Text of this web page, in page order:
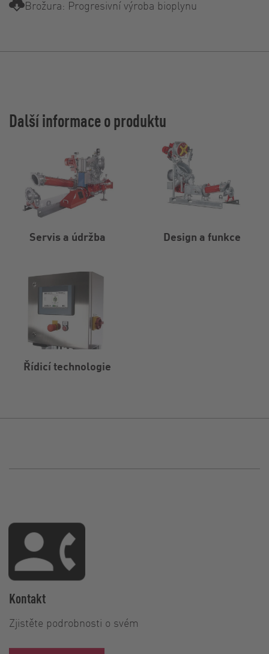
Brožura: Progresivní výroba bioplynu
Další informace o produktu
Servis a údržba Design a funkce
Řídicí technologie
Kontakt
Zjistěte podrobnosti o svém